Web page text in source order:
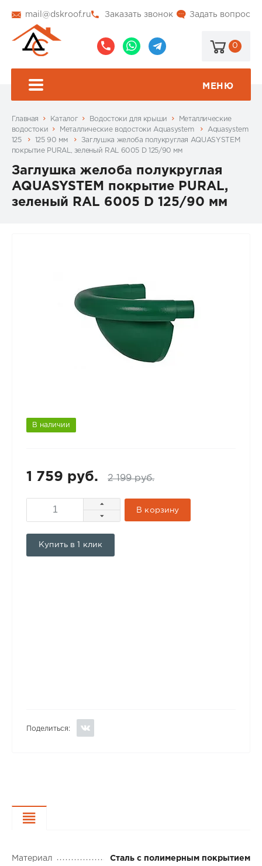
mail@dskroof.ru Задать вопрос
Заказать звонок
0
МЕНЮ
Главная Каталог Водостоки для крыши
Металлические
водостоки
Металлические водостоки Aquasystem
Aquasystem
125
125 90 мм
Заглушка желоба полукруглая AQUASYSTEM
покрытие PURAL, зеленый RAL 6005 D 125/90 мм
Заглушка желоба полукруглая
AQUASYSTEM покрытие PURAL,
зеленый RAL 6005 D 125/90 мм
В наличии
1 759 руб. 2 199 руб.
В корзину
Купить в 1 клик
Поделиться:
Материал Сталь с полимерным покрытием